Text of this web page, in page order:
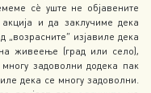
сè уште не објавените
и да заклучиме дека
„возрасните“ изјавиле дека
живеење (град или село),
задоволни додека пак
дека се многу задоволни.